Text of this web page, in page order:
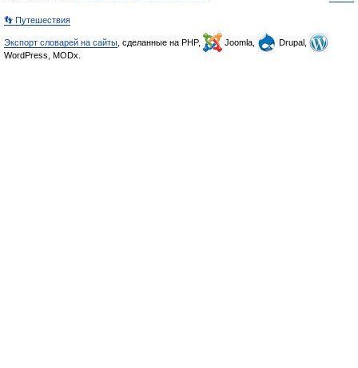
👣 Путешествия
Экспорт словарей на сайты , сделанные на PHP, Joomla,
Drupal,
WordPress, MODx.